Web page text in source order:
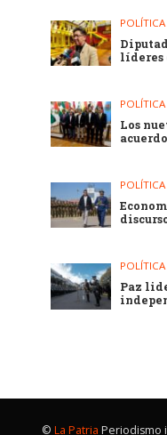
POLÍTICA
líderes
POLÍTICA
Los
POLÍTICA
POLÍTICA
Paz
© La Patria Periodismo